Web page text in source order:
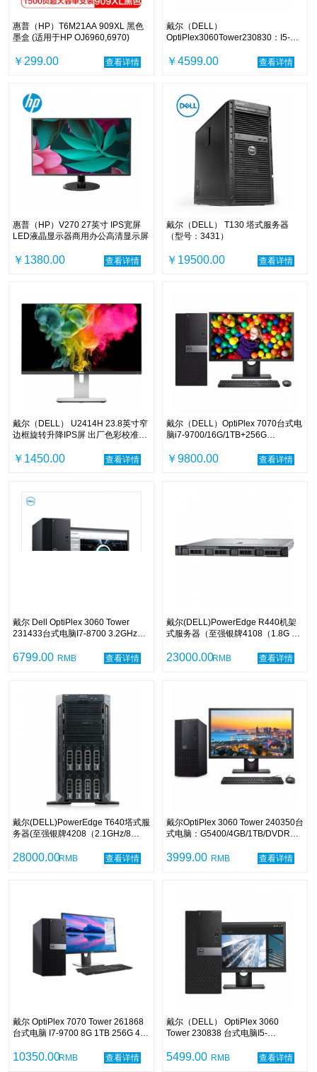
惠普（HP）T6M21AA 909XL 黑色
墨盒 (适用于HP OJ6960,6970)
￥299.00 查看详情
戴尔（DELL）
OptiPlex3060Tower230830：I5-
麒麟V7.0/19.5寸/3年
￥4599.00 查看详情
惠普（HP）V270 27英寸 IPS宽屏
LED液晶显示器商用办公高清显示屏
￥1380.00 查看详情
戴尔（DELL） T130 塔式服务器
（型号：3431）
￥19500.00 查看详情
戴尔（DELL） U2414H 23.8英寸窄
边框旋转升降IPS屏 出厂色彩校准
￥1450.00 查看详情
戴尔（DELL）OptiPlex 7070台式电
脑i7-9700/16G/1TB+256G
V7.0/3年保修/P2719H 27寸显示器
￥9800.00 查看详情
戴尔 Dell OptiPlex 3060 Tower
231433台式电脑I7-8700 3.2GHz六
麒麟V7.0 23.8英寸显示器 三年保修
6799.00 RMB 查看详情
戴尔(DELL)PowerEdge R440机架
式服务器（至强银牌4108（1.8G 8
SAS/H330/550W电源/三年）
23000.00RMB 查看详情
戴尔(DELL)PowerEdge T640塔式服
务器(至强银牌4208（2.1GHz/8
H730P 适配器 RAID 控制器, 2GB /
495W双电源/三年保修/无系统)
28000.00RMB 查看详情
戴尔OptiPlex 3060 Tower 240350台
式电脑：G5400/4GB/1TB/DVDRW/
年
3999.00 RMB 查看详情
戴尔 OptiPlex 7070 Tower 261868
台式电脑 I7-9700 8G 1TB 256G 4G
保修
10350.00RMB 查看详情
戴尔（DELL） OptiPlex 3060
Tower 230838 台式电脑I5-
SSD/DVDRW/集显/中标麒麟
V7.0/21.5英寸显示器/三年保修
5499.00 RMB 查看详情